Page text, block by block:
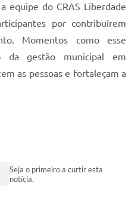
equipe do CRAS Liberdade
por contribuírem
Momentos como esse
da gestão municipal em
as pessoas e fortaleçam a
Seja o primeiro a curtir esta
notícia.